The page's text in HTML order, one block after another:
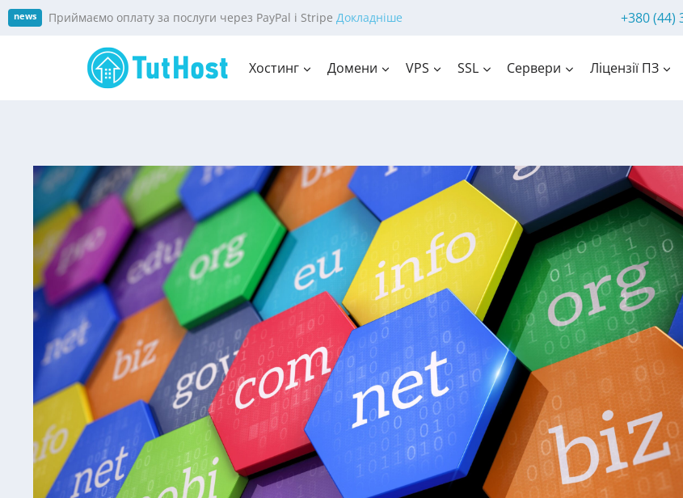
Skip
to
news Приймаємо оплату за послуги через PayPal і Stripe Докладніше +380 (44)
Хостинг Домени VPS SSL Сервери Ліцензії ПЗ